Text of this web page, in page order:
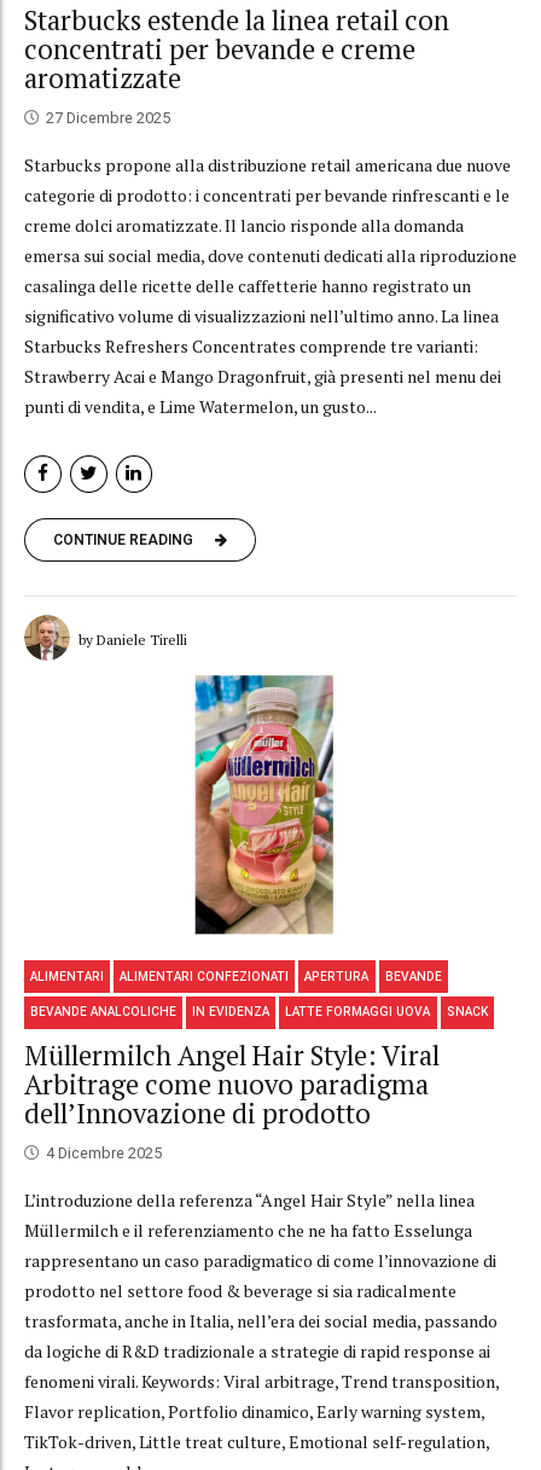
Starbucks estende la linea retail con
concentrati per bevande e creme
aromatizzate
27 Dicembre 2025
Starbucks propone alla distribuzione retail americana due nuove
categorie di prodotto: i concentrati per bevande rinfrescanti e le
creme dolci aromatizzate. Il lancio risponde alla domanda
emersa sui social media, dove contenuti dedicati alla riproduzione
casalinga delle ricette delle caffetterie hanno registrato un
significativo volume di visualizzazioni nell’ultimo anno. La linea
Starbucks Refreshers Concentrates comprende tre varianti:
Strawberry Acai e Mango Dragonfruit, già presenti nel menu dei
punti di vendita, e Lime Watermelon, un gusto...
CONTINUE READING
by Daniele Tirelli
ALIMENTARI ALIMENTARI CONFEZIONATI APERTURA BEVANDE
BEVANDE ANALCOLICHE IN EVIDENZA LATTE FORMAGGI UOVA SNACK
Müllermilch Angel Hair Style: Viral
Arbitrage come nuovo paradigma
dell’Innovazione di prodotto
4 Dicembre 2025
L’introduzione della referenza “Angel Hair Style” nella linea
Müllermilch e il referenziamento che ne ha fatto Esselunga
rappresentano un caso paradigmatico di come l’innovazione di
prodotto nel settore food & beverage si sia radicalmente
trasformata, anche in Italia, nell’era dei social media, passando
da logiche di R&D tradizionale a strategie di rapid response ai
fenomeni virali. Keywords: Viral arbitrage, Trend transposition,
Flavor replication, Portfolio dinamico, Early warning system,
TikTok-driven, Little treat culture, Emotional self-regulation,